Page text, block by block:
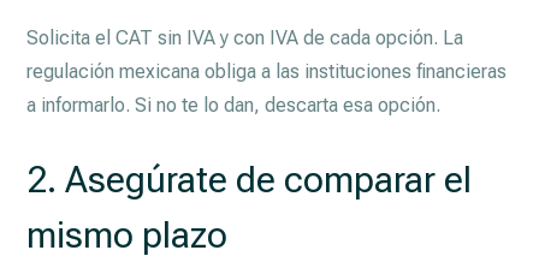
Solicita el CAT sin IVA y con IVA de cada opción. La
regulación mexicana obliga a las instituciones financieras
a informarlo. Si no te lo dan, descarta esa opción.
2. Asegúrate de comparar el
mismo plazo